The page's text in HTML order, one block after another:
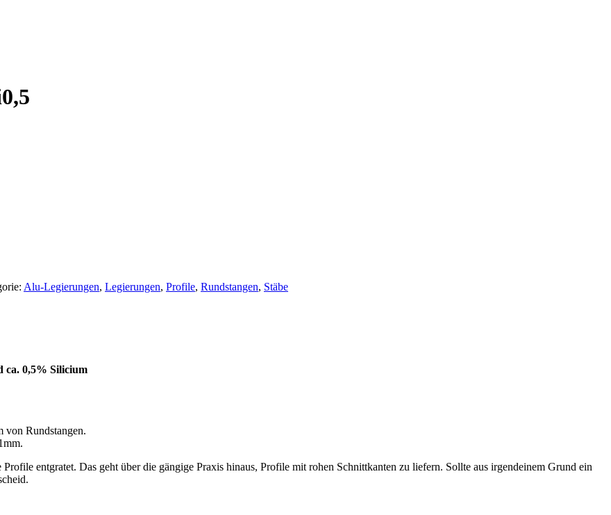
Alu-Legierungen, Legierungen, Profile, Rundstangen, Stäbe
ca. 0,5% Silicium
Rundstangen.
entgratet. Das geht über die gängige Praxis hinaus, Profile mit rohen Schnittkanten zu liefern. Sollte aus irgendeinem Grund ein